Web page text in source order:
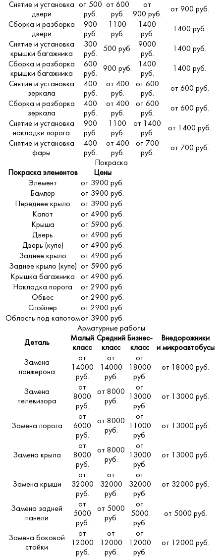
Снятие и установка
двери
от 500
руб.
от 600
руб.
от
900 руб.
от 900 руб.
Сборка и разборка
двери
900
руб.
1100
руб.
1400
руб.
1400 руб.
Снятие и установка
крышки багажника
300
руб.
500 руб.
9000
руб.
1400 руб.
Сборка и разборка
крышки багажника
600
руб.
900 руб.
1400
руб.
1400 руб.
Снятие и установка
зеркала
400
руб.
от 400
руб.
от 600
руб.
от 600 руб.
Сборка и разборка
зеркала
400
руб.
от 400
руб.
от 600
руб.
от 600 руб.
Снятие и установка
накладки порога
900
руб.
1100
руб.
от 1400
руб.
от 1400 руб.
Снятие и установка
фары
400
руб.
от 400
руб.
от 700
руб.
от 700 руб.
Покраска
Покраска элементов
Цены
Элемент
от 3900 руб.
Бампер
от 3900 руб.
Переднее крыло
от 3900 руб.
Капот
от 4900 руб.
Крыша
от 5900 руб.
Дверь
от 4900 руб.
Дверь (купе)
от 4900 руб.
Заднее крыло
от 4900 руб.
Заднее крыло (купе) от 5900 руб.
Крышка багажника
от 4900 руб.
Накладка порога
от 2900 руб.
Обвес
от 2900 руб.
Спойлер
от 2900 руб.
Область под капотомот 3900 руб.
Арматурные работы
Деталь
Малый
класс
Средний
класс
Бизнес-
класс
Внедорожники
и микроавтобусы
Замена
лонжерона
от
14000
руб.
от
14000
руб.
от
18000
руб.
от 18000 руб.
Замена
телевизора
от
8000
руб.
от 8000
руб.
от
13000
руб.
от 13000 руб.
Замена порога
от
6000
руб.
от 8000
руб.
от
11000
руб.
от 13000 руб.
Замена крыла
от
8000
руб.
от 8000
руб.
от
13000
руб.
от 13000 руб.
Замена крыши
от
32000
руб.
от
32000
руб.
от
32000
руб.
от 32000 руб.
Замена задней
панели
от
5000
руб.
от 5000
руб.
от
5000
руб.
от 5000 руб.
Замена боковой
стойки
от
12000
руб.
от
12000
руб.
от
12000
руб.
от 12000 руб.